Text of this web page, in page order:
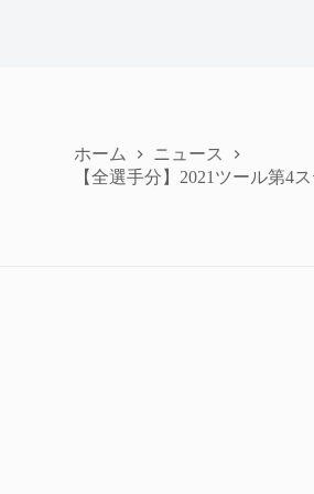
ホーム
ニュース
【全選手分】2021ツール第4